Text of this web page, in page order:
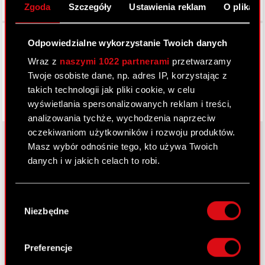
Zgoda Szczegóły Ustawienia reklam O
Odpowiedzialne wykorzystanie Twoich danych
Wraz z naszymi 1022 partnerami przetwarzamy
Twoje osobiste dane, np. adres IP, korzystając z
takich technologii jak pliki cookie, w celu
wyświetlania spersonalizowanych reklam i treści,
analizowania tychże, wychodzenia naprzeciw
oczekiwaniom użytkowników i rozwoju produktów.
Masz wybór odnośnie tego, kto używa Twoich
danych i w jakich celach to robi.
lokalizacji geograficznej z dokładnością nawet
Identyfikować Twoje urządzenie, aktywnie
analizując charakteryzującego je zbiory
zgody
Niezbędne
Preferencje
O CD PROJEKT
Nasz biznes